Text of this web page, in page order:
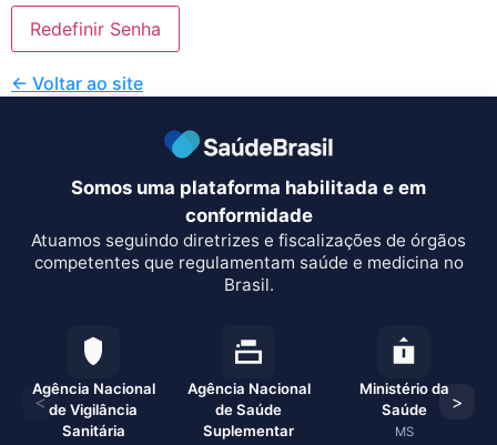
← Voltar ao site
Somos uma plataforma habilitada e em
conformidade
Atuamos seguindo diretrizes e fiscalizações de órgãos
competentes que regulamentam saúde e medicina no
Brasil.
<
Agência Nacional
de Vigilância
Sanitária
Agência Nacional
de Saúde
Suplementar
Ministério da
Saúde
MS
>